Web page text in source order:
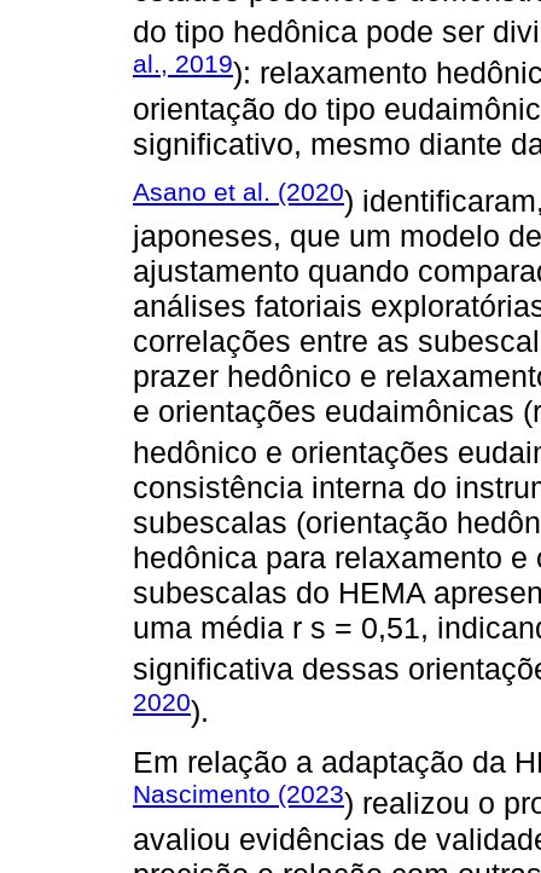
do tipo hedônica pode ser
al., 2019): relaxamento
orientação do tipo
significativo, mesmo diante
Asano et al. (2020)
japoneses, que um modelo
ajustamento quando
análises fatoriais
correlações entre as
prazer hedônico e
e orientações eudaimônicas
hedônico e orientações
consistência interna do
subescalas (orientação
hedônica para relaxamento
subescalas do HEMA
uma média r s = 0,51,
significativa dessas
2020).
Em relação a adaptação da
Nascimento (2023) realizou o
avaliou evidências de